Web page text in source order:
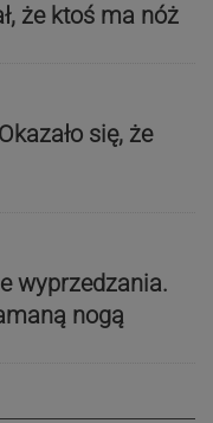
że ktoś ma nóż
się, że
wyprzedzania.
nogą